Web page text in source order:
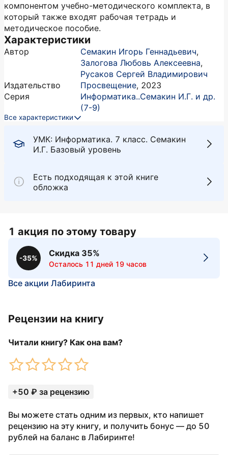
УМК: Информатика. 7 класс. Семакин
И.Г. Базовый уровень
Есть подходящая к этой книге
обложка
компонентом учебно-методического комплекта, в
который также входят рабочая тетрадь и
методическое пособие.
Характеристики
Автор Семакин Игорь Геннадьевич,
Залогова Любовь Алексеевна,
Русаков Сергей Владимирович
Издательство
Просвещение, 2023
Серия
Информатика..Семакин И.Г. и др.
(7-9)
Все характеристики
1 акция по этому товару
-35%
Скидка 35%
Осталось 11 дней 19 часов
Все акции Лабиринта
Рецензии на книгу
Читали книгу? Как она вам?
+50 ₽ за рецензию
Вы можете стать одним из первых, кто напишет
рецензию на эту книгу, и получить бонус — до 50
рублей на баланс в Лабиринте!